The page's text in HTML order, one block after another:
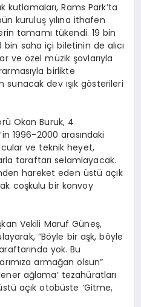
kutlamaları, Rams Park’ta
kuruluş yılına ithafen
tamamı tükendi. 19 bin
saha içi biletinin de alıcı
ve özel müzik şovlarıyla
birlikte
dev ışık gösterileri
Okan Buruk, 4
1996-2000 arasındaki
ve teknik heyet,
taraftarı selamlayacak.
hareket eden üstü açık
coşkulu bir konvoy
Vekili Maruf Güneş,
“Böyle bir aşk, böyle
yok. Bu
armağan olsun”
ağlama’ tezahüratları
açık otobüste ‘Gitme,